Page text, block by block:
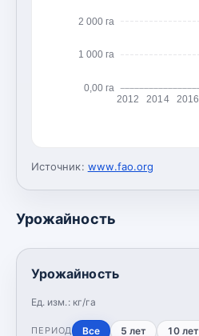
0,00 га
1 000 га
2 000 га
2012 2014 2016
Источник: www.fao.org
Урожайность
Урожайность
Ед. изм.: кг/га
ПЕРИОД Все 5 лет 10 лет